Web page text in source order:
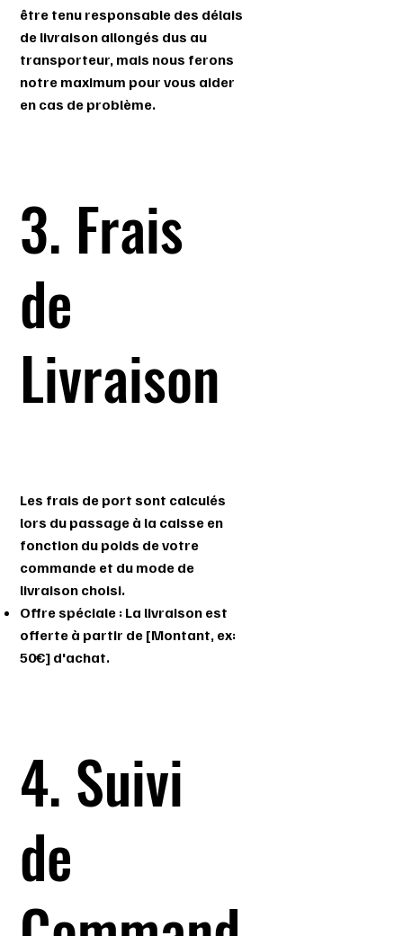
être tenu responsable des délais
de livraison allongés dus au
transporteur, mais nous ferons
notre maximum pour vous aider
en cas de problème.
3. Frais
de
Livraison
Les frais de port sont calculés
lors du passage à la caisse en
fonction du poids de votre
commande et du mode de
livraison choisi.
Offre spéciale : La livraison est
offerte à partir de [Montant, ex:
50€] d'achat.
4. Suivi
de